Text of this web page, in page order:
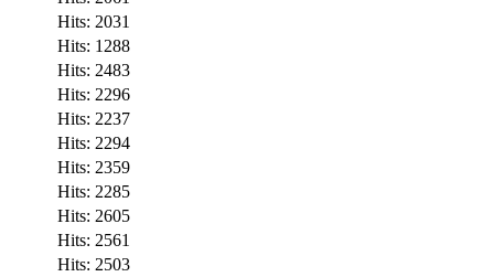
Hits: 2031
Hits: 1288
Hits: 2483
Hits: 2296
Hits: 2237
Hits: 2294
Hits: 2359
Hits: 2285
Hits: 2605
Hits: 2561
Hits: 2503